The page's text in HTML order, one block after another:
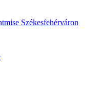
Székesfehérváron